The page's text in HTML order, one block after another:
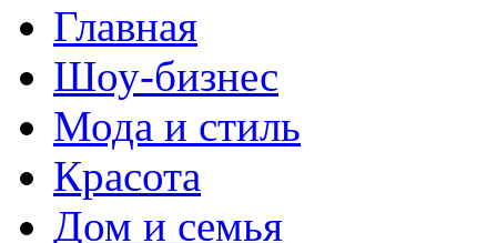
Главная
Шоу-бизнес
Мода и стиль
Красота
Дом и семья